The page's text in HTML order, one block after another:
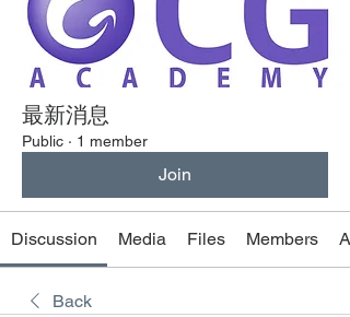
最新消息
Public · 1 member
Join
Discussion Media Files Members
Back